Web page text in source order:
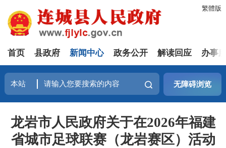
繁體版
首页 县政府 新闻中心 政务公开 解读回应 办事
无障碍浏览
龙岩市人民政府关于在2026年福建
省城市足球联赛（龙岩赛区）活动